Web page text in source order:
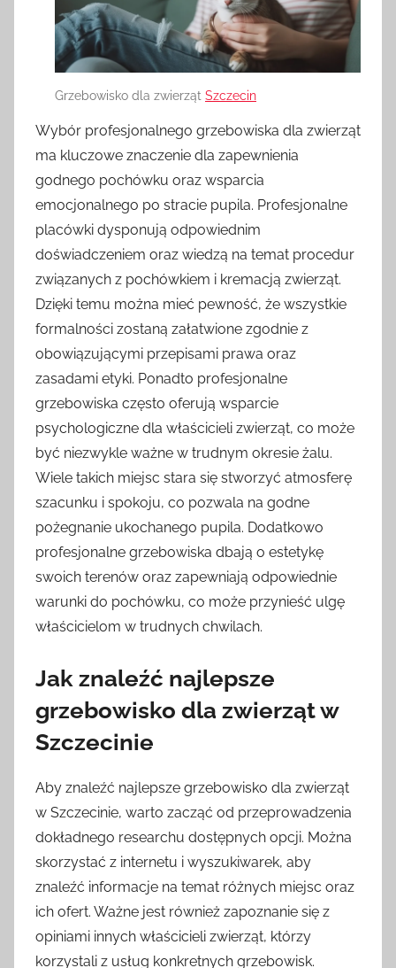
Grzebowisko dla zwierząt Szczecin
Wybór profesjonalnego grzebowiska dla zwierząt
ma kluczowe znaczenie dla zapewnienia
godnego pochówku oraz wsparcia
emocjonalnego po stracie pupila. Profesjonalne
placówki dysponują odpowiednim
doświadczeniem oraz wiedzą na temat procedur
związanych z pochówkiem i kremacją zwierząt.
Dzięki temu można mieć pewność, że wszystkie
formalności zostaną załatwione zgodnie z
obowiązującymi przepisami prawa oraz
zasadami etyki. Ponadto profesjonalne
grzebowiska często oferują wsparcie
psychologiczne dla właścicieli zwierząt, co może
być niezwykle ważne w trudnym okresie żalu.
Wiele takich miejsc stara się stworzyć atmosferę
szacunku i spokoju, co pozwala na godne
pożegnanie ukochanego pupila. Dodatkowo
profesjonalne grzebowiska dbają o estetykę
swoich terenów oraz zapewniają odpowiednie
warunki do pochówku, co może przynieść ulgę
właścicielom w trudnych chwilach.
Jak znaleźć najlepsze
grzebowisko dla zwierząt w
Szczecinie
Aby znaleźć najlepsze grzebowisko dla zwierząt
w Szczecinie, warto zacząć od przeprowadzenia
dokładnego researchu dostępnych opcji. Można
skorzystać z internetu i wyszukiwarek, aby
znaleźć informacje na temat różnych miejsc oraz
ich ofert. Ważne jest również zapoznanie się z
opiniami innych właścicieli zwierząt, którzy
korzystali z usług konkretnych grzebowisk.